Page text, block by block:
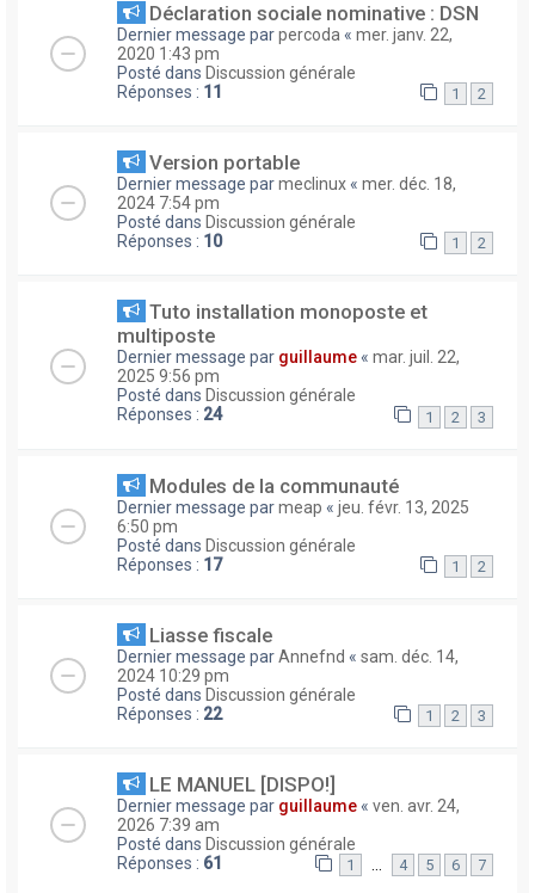
Déclaration sociale nominative : DSN
Dernier message parpercoda « mer. janv. 22,
2020 1:43 pm
Posté dans Discussion générale
Réponses : 11 1 2
Version portable
Dernier message parmeclinux « mer. déc. 18,
2024 7:54 pm
Posté dans Discussion générale
Réponses : 10 1 2
Tuto installation monoposte et
multiposte
Dernier message par guillaume « mar. juil. 22,
2025 9:56 pm
Posté dans Discussion générale
Réponses : 24 1 2 3
Modules de la communauté
Dernier message parmeap « jeu. févr. 13, 2025
6:50 pm
Posté dans Discussion générale
Réponses : 17 1 2
Liasse fiscale
Dernier message parAnnefnd « sam. déc. 14,
2024 10:29 pm
Posté dans Discussion générale
Réponses : 22 1 2 3
LE MANUEL [DISPO!]
Dernier message par guillaume « ven. avr. 24,
2026 7:39 am
Posté dans Discussion générale
Réponses : 61 1 … 4 5 6 7